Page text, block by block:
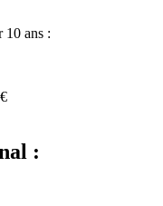
10 ans :
: